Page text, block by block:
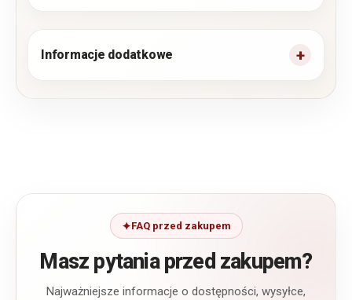
Informacje dodatkowe
FAQ przed zakupem
Masz pytania przed zakupem?
Najważniejsze informacje o dostępności, wysyłce,